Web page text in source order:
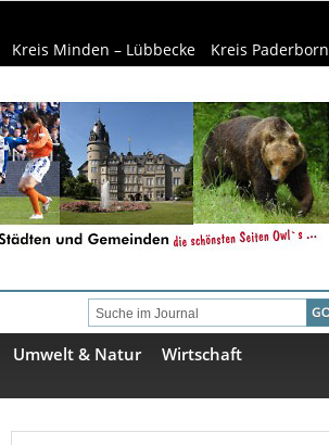
Kreis Minden – Lübbecke Kreis Paderborn
Umwelt & Natur
Wirtschaft